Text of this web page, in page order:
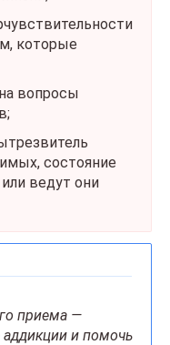
которые
вопросы
состояние
ведут они
приема —
аддикции и помочь